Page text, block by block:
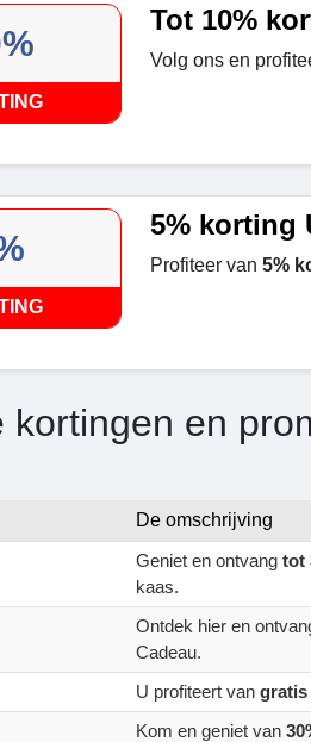
Tot 10%
Volg ons en
5% korting
Profiteer van 5%
kortingen en
De omschrijving
Geniet en ontvang tot
kaas.
Ontdek hier en
Cadeau.
U profiteert van gratis
Kom en geniet van